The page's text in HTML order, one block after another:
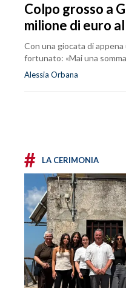
Colpo grosso a
milione di euro
Con una giocata di
fortunato: «Mai una
Alessia Orbana
# LA CERIMONIA